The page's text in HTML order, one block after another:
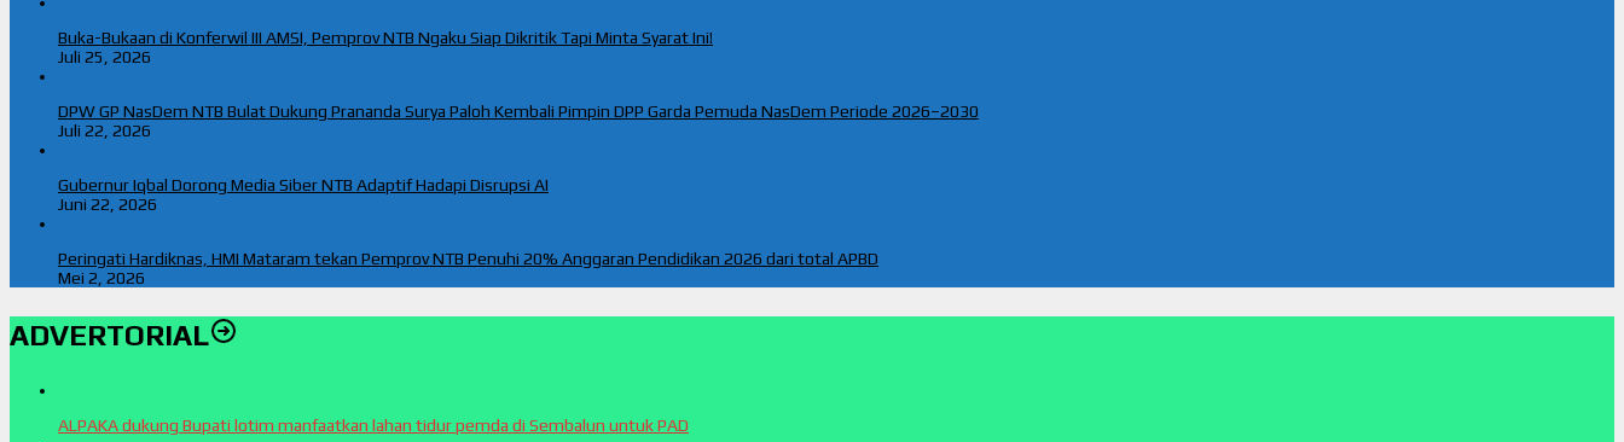
Buka-Bukaan di Konferwil III AMSI, Pemprov NTB Ngaku Siap Dikritik Tapi Minta Syarat Ini!
Juli 25, 2026
DPW GP NasDem NTB Bulat Dukung Prananda Surya Paloh Kembali Pimpin DPP Garda Pemuda NasDem Periode 2026–2030
Juli 22, 2026
Gubernur Iqbal Dorong Media Siber NTB Adaptif Hadapi Disrupsi AI
Juni 22, 2026
Peringati Hardiknas, HMI Mataram tekan Pemprov NTB Penuhi 20% Anggaran Pendidikan 2026 dari total APBD
Mei 2, 2026
ADVERTORIAL
ALPAKA dukung Bupati lotim manfaatkan lahan tidur pemda di Sembalun untuk PAD